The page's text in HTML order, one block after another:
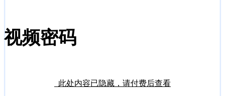
视频密码
此处内容已隐藏，请付费后查看